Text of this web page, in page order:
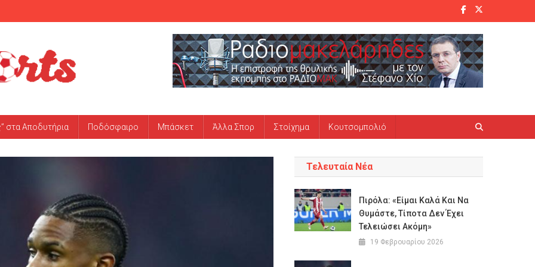
στα Αποδυτήρια Ποδόσφαιρο Μπάσκετ Άλλα Σπορ Στοίχημα Κουτσομπολιό
Τελευταία Νέα
Πιρόλα: «Είμαι Καλά Και Να
Θυμάστε, Τίποτα Δεν Έχει
Τελειώσει Ακόμη»
19 Φεβρουαρίου 2026